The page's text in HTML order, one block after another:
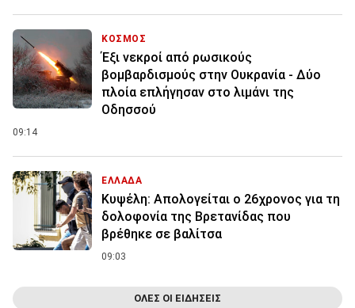
ΚΟΣΜΟΣ
Έξι νεκροί από ρωσικούς
βομβαρδισμούς στην Ουκρανία - Δύο
πλοία επλήγησαν στο λιμάνι της
Οδησσού
09:14
ΕΛΛΑΔΑ
Κυψέλη: Απολογείται ο 26χρονος για τη
δολοφονία της Βρετανίδας που
βρέθηκε σε βαλίτσα
09:03
ΟΛΕΣ ΟΙ ΕΙΔΗΣΕΙΣ